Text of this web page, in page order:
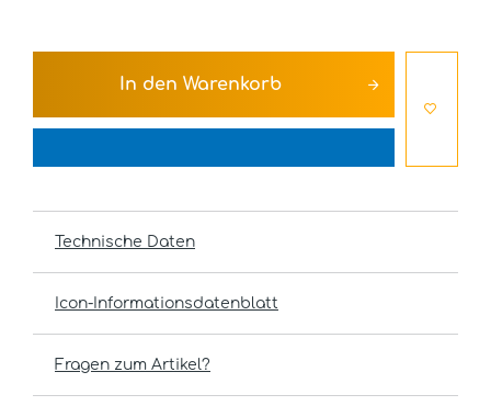
In den Warenkorb
Technische Daten
Icon-Informationsdatenblatt
Fragen zum Artikel?